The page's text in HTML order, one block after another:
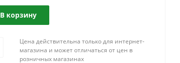
В корзину
Цена действительна только для интернет-
магазина и может отличаться от цен в
розничных магазинах